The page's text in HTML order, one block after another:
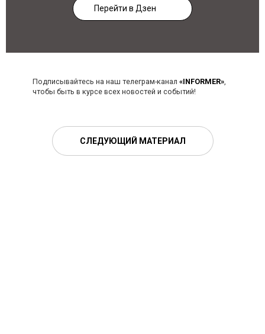
Перейти в Дзен
Подписывайтесь на наш телеграм-канал «INFORMER»
чтобы быть в курсе всех новостей и событий!
СЛЕДУЮЩИЙ МАТЕРИАЛ